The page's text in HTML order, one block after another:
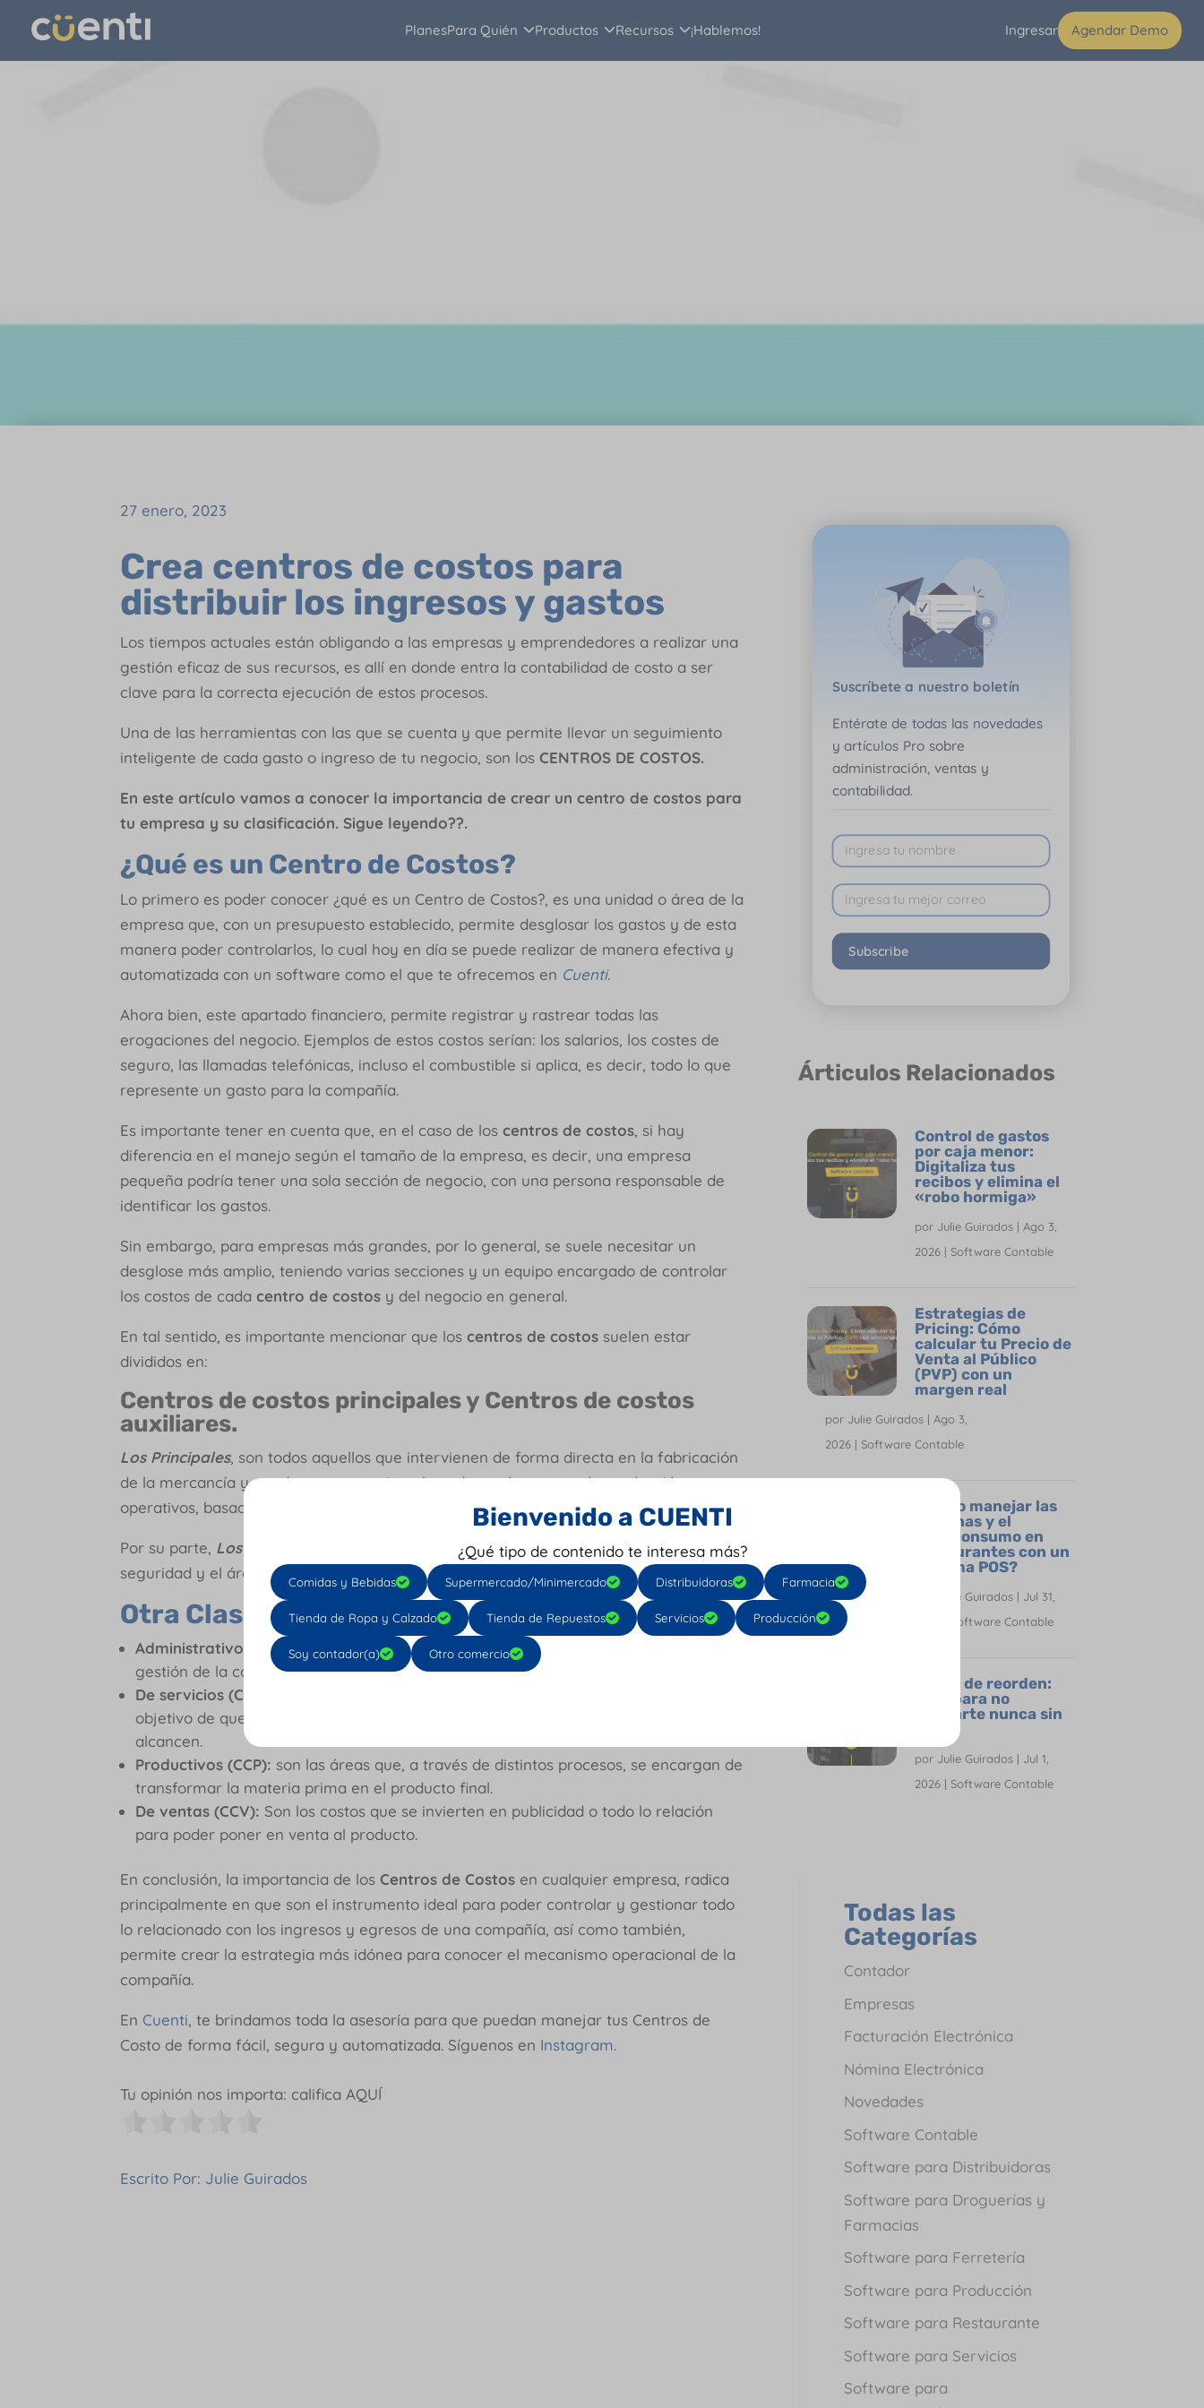
PlanesPara Quién Productos Recursos ¡Hablemos! Ingresar Agendar Demo
27 enero, 2023
Crea centros de costos para
distribuir los ingresos y gastos
Los tiempos actuales están obligando a las empresas y emprendedores a realizar una
gestión eficaz de sus recursos, es allí en donde entra la contabilidad de costo a ser
clave para la correcta ejecución de estos procesos.
Una de las herramientas con las que se cuenta y que permite llevar un seguimiento
inteligente de cada gasto o ingreso de tu negocio, son losCENTROS DE COSTOS.
En este artículo vamos a conocer la importancia de crear un centro de costos para
tu empresa y su clasificación. Sigue leyendo??.
¿Qué es un Centro de Costos?
Lo primero es poder conocer ¿qué es un Centro de Costos?, es una unidad o área de la
empresa que, con un presupuesto establecido, permite desglosar los gastos y de esta
manera poder controlarlos, lo cual hoy en día se puede realizar de manera efectiva y
automatizada con un software como el que te ofrecemos en Cuenti.
Ahora bien, este apartado financiero, permite registrar y rastrear todas las
erogaciones del negocio. Ejemplos de estos costos serían: los salarios, los costes de
seguro, las llamadas telefónicas, incluso el combustible si aplica, es decir, todo lo que
represente un gasto para la compañía.
Es importante tener en cuenta que, en el caso de loscentros de costos, si hay
diferencia en el manejo según el tamaño de la empresa, es decir, una empresa
pequeña podría tener una sola sección de negocio, con una persona responsable de
identificar los gastos.
Sin embargo, para empresas más grandes, por lo general, se suele necesitar un
desglose más amplio, teniendo varias secciones y un equipo encargado de controlar
los costos de cadacentro de costos y del negocio en general.
En tal sentido, es importante mencionar que loscentros de costos suelen estar
divididos en:
Centros de costos principales y Centros de costos
auxiliares.
Los Principales, son todos aquellos que intervienen de forma directa en la fabricación
de la mercancía y pueden ser operativos, basados en los costos de producción; o no
operativos, basados en los costos de ventas.
Por su parte, Los Auxiliares
se caracterizan por ser costos indirectos, como la
seguridad y el área de sistemas, por ejemplo.
Otra Clasificación de Centro de costos.
Administrativos (CCA):Son aquellos que están directamente relacionados con la
gestión de la compañía
De servicios (CCS):
objetivo de que puedan trabajar eficientemente, por ejemplo: mantenimiento o
alcancen.
Productivos (CCP): son las áreas que, a través de distintos procesos, se encargan de
transformar la materia prima en el producto final.
De ventas (CCV): Son los costos que se invierten en publicidad o todo lo relación
para poder poner en venta al producto.
En conclusión, la importancia de losCentros de Costos en cualquier empresa, radica
principalmente en que son el instrumento ideal para poder controlar y gestionar todo
lo relacionado con los ingresos y egresos de una compañía, así como también,
permite crear la estrategia más idónea para conocer el mecanismo operacional de la
compañía.
En Cuenti, te brindamos toda la asesoría para que puedan manejar tus Centros de
Costo de forma fácil, segura y automatizada. Síguenos en Instagram.
Tu opinión nos importa: califica AQUÍ
Escrito Por: Julie Guirados
Suscríbete a nuestro boletín
Entérate de todas las novedades
y artículos Pro sobre
administración, ventas y
contabilidad.
Subscribe
Árticulos Relacionados
Control de gastos
por caja menor:
Digitaliza tus
recibos y elimina el
«robo hormiga»
por Julie Guirados| Ago 3,
2026| Software Contable
Estrategias de
Pricing: Cómo
calcular tu Precio de
Venta al Público
(PVP) con un
margen real
por Julie Guirados| Ago 3,
2026| Software Contable
¿Cómo manejar las
propinas y el
impoconsumo en
restaurantes con un
sistema POS?
Julie Guirados| Jul 31,
Software Contable
Punto de reorden:
Guía para no
quedarte nunca sin
por Julie Guirados| Jul 1,
2026| Software Contable
Todas las
Categorías
Contador
Empresas
Facturación Electrónica
Nómina Electrónica
Novedades
Software Contable
Software para Distribuidoras
Software para Droguerías y
Farmacias
Software para Ferretería
Software para Producción
Software para Restaurante
Software para Servicios
Software para
Bienvenido a CUENTI
¿Qué tipo de contenido te interesa más?
Comidas y Bebidas Supermercado/Minimercado Distribuidoras Farmacia
Tienda de Ropa y Calzado Tienda de Repuestos Servicios Producción
Soy contador(a) Otro comercio